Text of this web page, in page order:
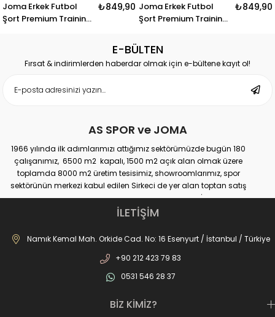
Joma Erkek Futbol
Şort Premium Training
₺849,90 Joma Erkek Futbol
Şort Premium Training
PREMIUM TRAINING
SHORT
₺849,90
E-BÜLTEN
Fırsat & indirimlerden haberdar olmak için e-bültene kayıt ol!
AS SPOR ve JOMA
1966 yılında ilk adımlarımızı attığımız sektörümüzde bugün 180
çalışanımız, 6500 m2 kapalı, 1500 m2 açık alan olmak üzere
toplamda 8000 m2 üretim tesisimiz, showroomlarımız, spor
sektörünün merkezi kabul edilen Sirkeci de yer alan toptan satış
mağazamız, Türkiye genelinde yaklaşık 300 bayimiz, İstanbul’da 10
perakande mağazamız, Türkiye’ye hizmet eden e-ticaret sanal
mağazamız ile AS SPOR ailesi günden güne büyüyerek sektöre,
JOMA markası ile de Türkiye'de ülkemize hizmet etmektedir.
İLETİŞİM
Namık Kemal Mah. Orkide Cad. No: 16 Esenyurt / İstanbul / Türkiye
+90 212 423 79 83
0531 546 28 37
BİZ KİMİZ?